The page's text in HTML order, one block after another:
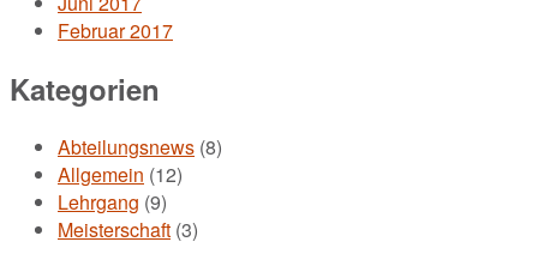
Februar 2017
Kategorien
Abteilungsnews (8)
Allgemein (12)
Lehrgang (9)
Meisterschaft (3)